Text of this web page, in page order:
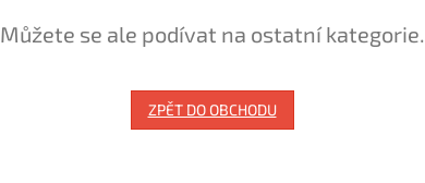
Můžete se ale podívat na ostatní kategorie.
ZPĚT DO OBCHODU